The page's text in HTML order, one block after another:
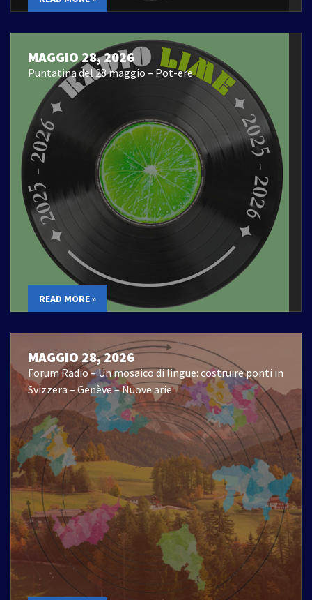
MAGGIO 28, 2026
Puntatina del 28 maggio – Pot-ere
READ MORE »
MAGGIO 28, 2026
Forum Radio – Un mosaico di lingue: costruire ponti in
Svizzera – Genève – Nuove arie